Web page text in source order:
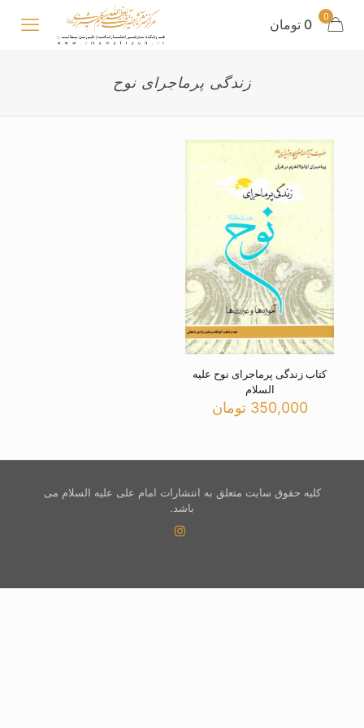
0 0 تومان
زندگی پرماجرای نوح
کتاب زندگی پرماجرای نوح علیه
السلام
350,000 تومان
کلیه حقوق سایت متعلق به انتشارات امام علی علیه السلام می
باشد.